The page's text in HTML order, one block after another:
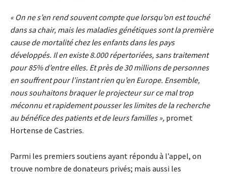
« On ne s’en rend souvent compte que lorsqu’on est touché
dans sa chair, mais les maladies génétiques sont la première
cause de mortalité chez les enfants dans les pays
développés. Il en existe 8.000 répertoriées, sans traitement
pour 85% d’entre elles. Et près de 30 millions de personnes
en souffrent pour l’instant rien qu’en Europe. Ensemble,
nous souhaitons braquer le projecteur sur ce mal trop
méconnu et rapidement pousser les limites de la recherche
au bénéfice des patients et de leurs familles », promet
Hortense de Castries.
Parmi les premiers soutiens ayant répondu à l’appel, on
trouve nombre de donateurs privés; mais aussi les